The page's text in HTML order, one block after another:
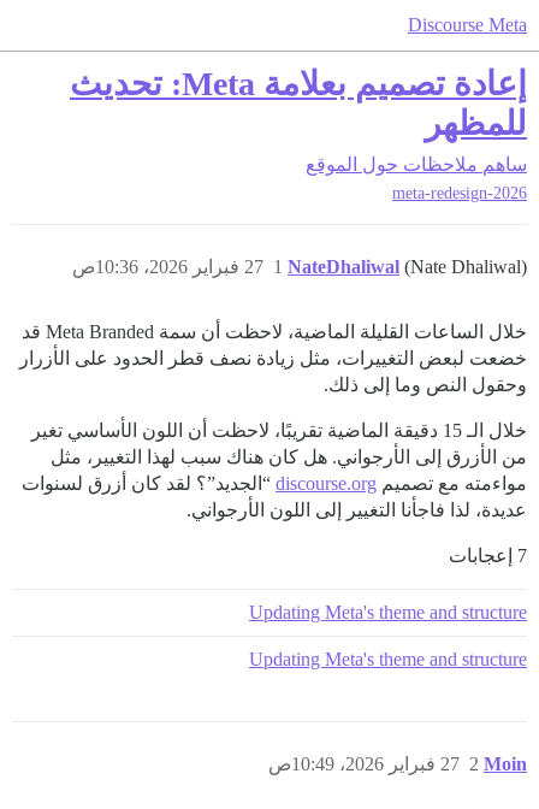
Discourse Meta
إعادة تصميم بعلامة Meta: تحديث
للمظهر
ساهم ملاحظات حول الموقع
meta-redesign-2026
NateDhaliwal (Nate Dhaliwal) 27 فبراير 2026، 10:36ص 1
خلال الساعات القليلة الماضية، لاحظت أن سمة Meta Branded قد
خضعت لبعض التغييرات، مثل زيادة نصف قطر الحدود على الأزرار
وحقول النص وما إلى ذلك.
خلال الـ 15 دقيقة الماضية تقريبًا، لاحظت أن اللون الأساسي تغير
من الأزرق إلى الأرجواني. هل كان هناك سبب لهذا التغيير، مثل
مواءمته مع تصميم discourse.org “الجديد”؟ لقد كان أزرق لسنوات
عديدة، لذا فاجأنا التغيير إلى اللون الأرجواني.
7 إعجابات
Updating Meta's theme and structure
Updating Meta's theme and structure
Moin 27 فبراير 2026، 10:49ص 2